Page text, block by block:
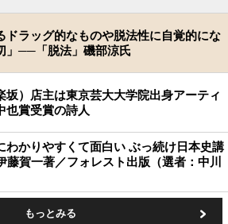
ドラッグ的なものや脱法性に自覚的にな
」──「脱法」磯部涼氏
坂）店主は東京芸大大学院出身アーティ
也賞受賞の詩人
わかりやすくて面白い ぶっ続け日本史講
藤賀一著／フォレスト出版（選者：中川
もっとみる